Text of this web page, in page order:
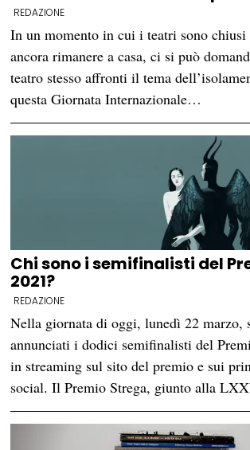
REDAZIONE
In un momento in cui i teatri sono chiusi
ancora rimanere a casa, ci si può
teatro stesso affronti il tema
questa Giornata Internazionale…
Chi sono i semifinalisti del
2021?
REDAZIONE
Nella giornata di oggi, lunedì 22 marzo,
annunciati i dodici semifinalisti del
in streaming sul sito del premio e sui
social. Il Premio Strega, giunto alla